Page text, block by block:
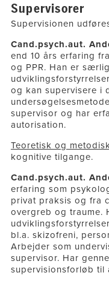
Supervisorer
Supervisionen
Cand.psych.aut.
end 10 års erfaring
og PPR. Han er
og kan supervisere i
supervisor og har
autorisation.
Teoretisk og
kognitive tilgange.
Cand.psych.aut.
erfaring som
privat praksis og fra
overgreb og traume.
bl.a. skizofreni,
Arbejder som
supervisor. Har
supervisionsforløb til